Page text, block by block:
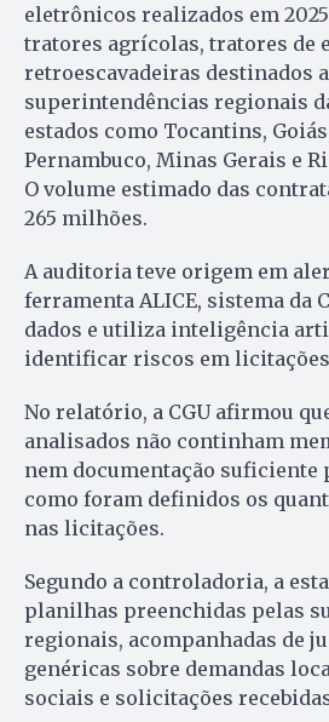
eletrônicos realizados em
tratores agrícolas, tratores de
retroescavadeiras destinados a
superintendências regionais
estados como Tocantins,
Pernambuco, Minas Gerais e
O volume estimado das
265 milhões.
A auditoria teve origem em
ferramenta ALICE, sistema da
dados e utiliza inteligência
identificar riscos em
No relatório, a CGU afirmou
analisados não continham
nem documentação suficiente
como foram definidos os
nas licitações.
Segundo a controladoria, a
planilhas preenchidas pelas
regionais, acompanhadas de
genéricas sobre demandas
sociais e solicitações